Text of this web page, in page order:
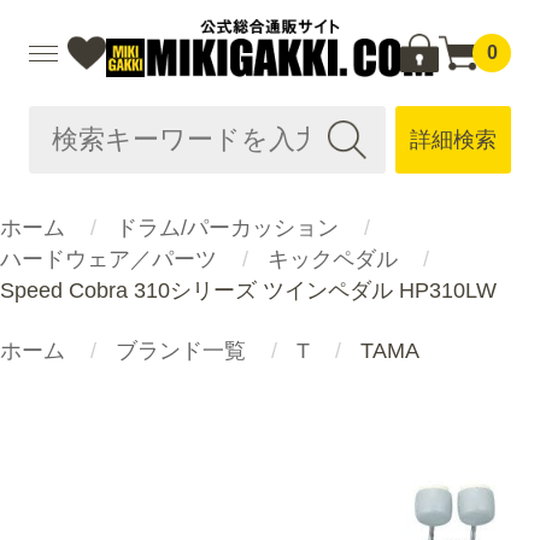
0
詳細検索
ホーム
ドラム/パーカッション
ハードウェア／パーツ
キックペダル
Speed Cobra 310シリーズ ツインペダル HP310LW
ホーム ブランド一覧 T TAMA